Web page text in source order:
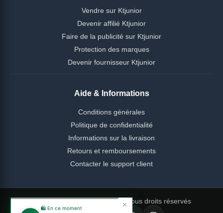
Vendre sur Ktjunior
Devenir affilié Ktjunior
Faire de la publicité sur Ktjunior
Protection des marques
Devenir fournisseur Ktjunior
Aide & Informations
Conditions générales
Politique de confidentialité
Informations sur la livraison
Retours et remboursements
Contacter le support client
© 2026 Ktjunior Cameroun — Tous droits réservés
🛍️ En ce moment ✕